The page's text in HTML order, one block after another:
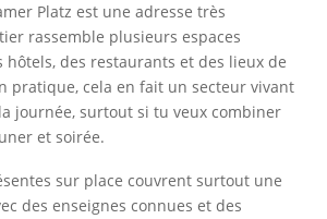
Platz est une adresse très
rassemble plusieurs espaces
hôtels, des restaurants et des lieux de
pratique, cela en fait un secteur vivant
journée, surtout si tu veux combiner
et soirée.
sur place couvrent surtout une
des enseignes connues et des